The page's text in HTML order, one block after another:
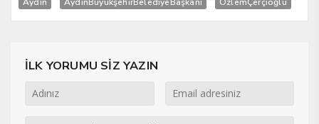
İLK YORUMU SİZ YAZIN